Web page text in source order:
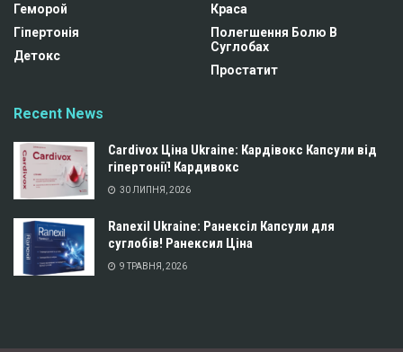
Геморой
Гіпертонія
Детокс
Краса
Полегшення Болю В
Суглобах
Простатит
Recent News
Cardivox Ціна Ukraine: Кардівокс Капсули від
гіпертонії! Кардивокс
30 ЛИПНЯ, 2026
Ranexil Ukraine: Ранексіл Капсули для
суглобів! Ранексил Ціна
9 ТРАВНЯ, 2026